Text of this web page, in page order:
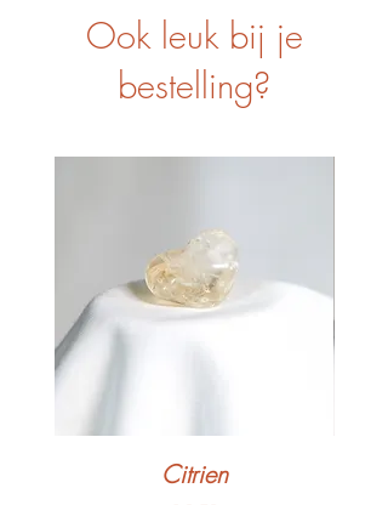
Ook leuk bij je
bestelling?
Citrien